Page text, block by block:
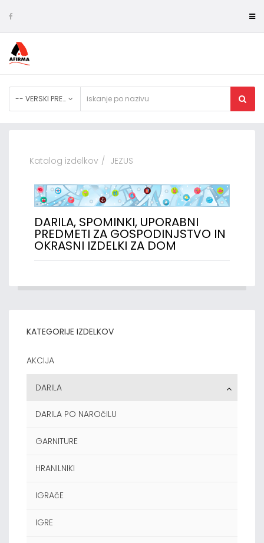
-- VERSKI PREDMETI
Katalog izdelkov JEZUS
DARILA, SPOMINKI, UPORABNI
PREDMETI ZA GOSPODINJSTVO IN
OKRASNI IZDELKI ZA DOM
KATEGORIJE IZDELKOV
AKCIJA
DARILA
DARILA PO NAROčILU
GARNITURE
HRANILNIKI
IGRAčE
IGRE